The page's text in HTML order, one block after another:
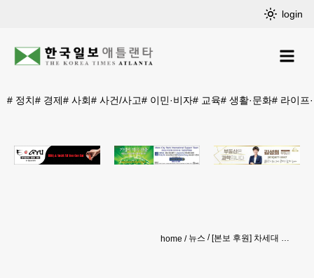
login
# 정치# 경제# 사회# 사건/사고# 이민·비자# 교육# 생활·문화# 라이프
home 뉴스 [본보 후원] 차세대 클래식 영재 발굴 위한 국제 콩쿠르